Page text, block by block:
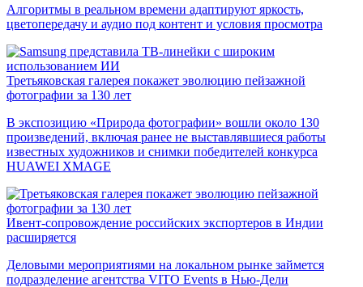
Алгоритмы в реальном времени адаптируют яркость,
цветопередачу и аудио под контент и условия просмотра
Третьяковская галерея покажет эволюцию пейзажной
фотографии за 130 лет
В экспозицию «Природа фотографии» вошли около 130
произведений, включая ранее не выставлявшиеся работы
известных художников и снимки победителей конкурса
HUAWEI XMAGE
Ивент-сопровождение российских экспортеров в Индии
расширяется
Деловыми мероприятиями на локальном рынке займется
подразделение агентства VITO Events в Нью-Дели